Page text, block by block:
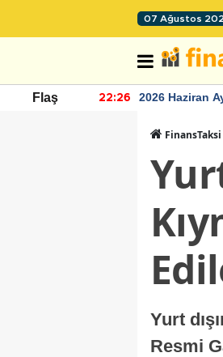
07 Ağustos
Flaş 22:26
2026 Haziran
FinansTaksi
Yurt
Resmi